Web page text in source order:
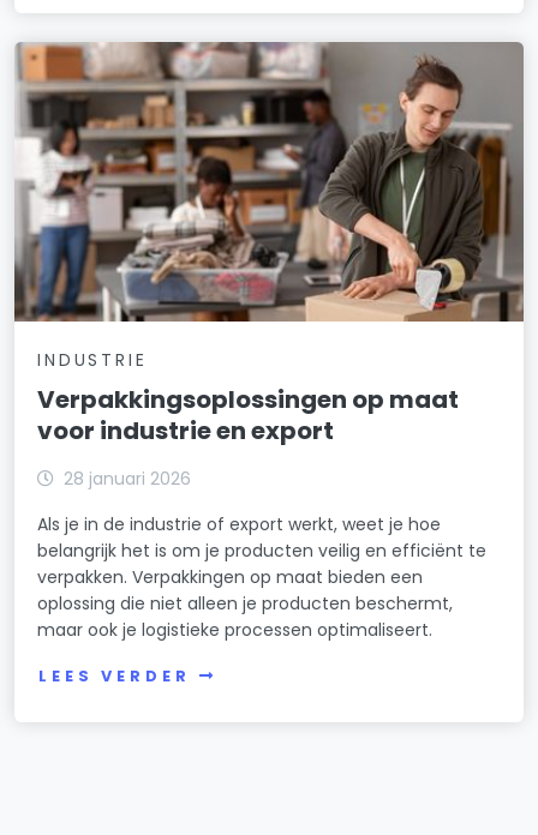
INDUSTRIE
Verpakkingsoplossingen op maat
voor industrie en export
28 januari 2026
Als je in de industrie of export werkt, weet je hoe
belangrijk het is om je producten veilig en efficiënt te
verpakken. Verpakkingen op maat bieden een
oplossing die niet alleen je producten beschermt,
maar ook je logistieke processen optimaliseert.
LEES VERDER